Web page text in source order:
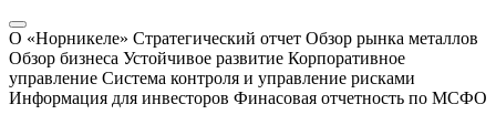
О «Норникеле» Стратегический отчет Обзор рынка металлов
Обзор бизнеса Устойчивое развитие Корпоративное
управление Система контроля и управление рисками
Информация для инвесторов Финасовая отчетность по МСФО